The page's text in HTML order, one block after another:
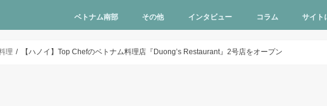
旅行者向け ベトナム料理
多国籍料理
ハンバーガー
カフェ
中華料理
日本食
ラーメン
デリバリーサービス
パブ／バー
マッサージ
ヘルスケア
ハノイ近郊観光
アンケートベトナム南部 その他 インタビュー コラム サイト
理 【ハノイ】Top Chefのベトナム料理店『Duong’s Restaurant』2号店をオープン